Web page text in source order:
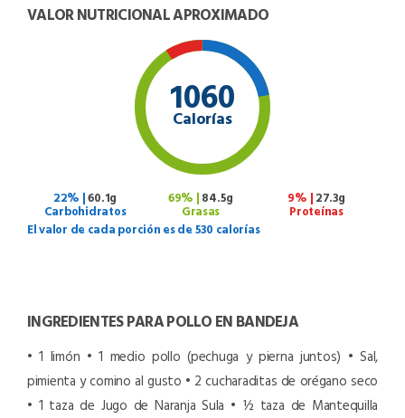
VALOR NUTRICIONAL APROXIMADO
1060
Calorías
22% |60.1g
Carbohidratos
69% | 84.5g
Grasas
9% | 27.3g
Proteínas
El valor de cada porción es de 530 calorías
INGREDIENTES PARA POLLO EN BANDEJA
• 1 limón • 1 medio pollo (pechuga y pierna juntos) • Sal,
pimienta y comino al gusto • 2 cucharaditas de orégano seco
• 1 taza de Jugo de Naranja Sula • ½ taza de Mantequilla